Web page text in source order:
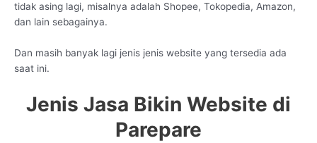
tidak asing lagi, misalnya adalah Shopee, Tokopedia, Amazon,
dan lain sebagainya.
Dan masih banyak lagi jenis jenis website yang tersedia ada
saat ini.
Jenis Jasa Bikin Website di
Parepare